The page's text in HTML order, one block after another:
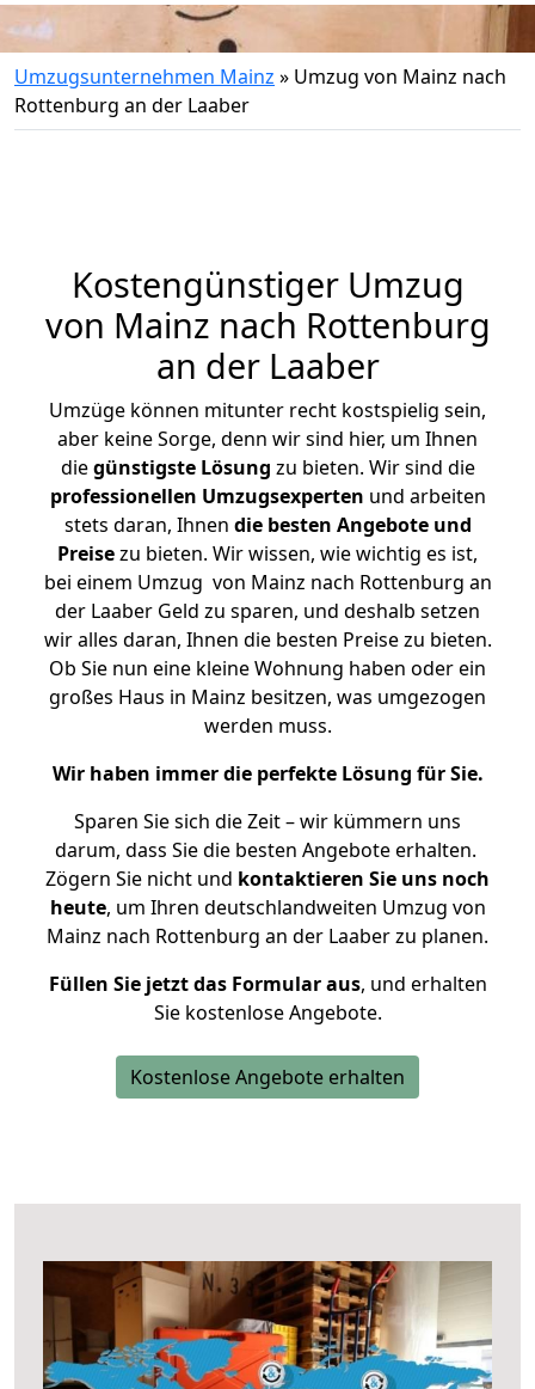
Umzugsunternehmen Mainz » Umzug von Mainz nach
Rottenburg an der Laaber
Kostengünstiger Umzug
von Mainz nach Rottenburg
an der Laaber
Umzüge können mitunter recht kostspielig sein,
aber keine Sorge, denn wir sind hier, um Ihnen
diegünstigste Lösung zu bieten. Wir sind die
professionellen Umzugsexperten und arbeiten
stets daran, Ihnen die besten Angebote und
Preisezu bieten. Wir wissen, wie wichtig es ist,
bei einem Umzug von Mainz nach Rottenburg an
der Laaber Geld zu sparen, und deshalb setzen
wir alles daran, Ihnen die besten Preise zu bieten.
Ob Sie nun eine kleine Wohnung haben oder ein
großes Haus in Mainz besitzen, was umgezogen
werden muss.
Wir haben immer die perfekte Lösung für Sie.
Sparen Sie sich die Zeit – wir kümmern uns
darum, dass Sie die besten Angebote erhalten.
Zögern Sie nicht und kontaktieren Sie uns noch
heute, um Ihren deutschlandweiten Umzug von
Mainz nach Rottenburg an der Laaber zu planen.
Füllen Sie jetzt das Formular aus, und erhalten
Sie kostenlose Angebote.
Kostenlose Angebote erhalten